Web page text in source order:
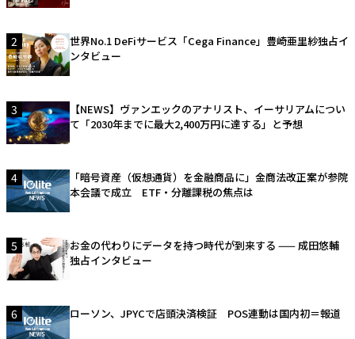
2
世界No.1 DeFiサービス「Cega Finance」豊崎亜里紗独占イ
ンタビュー
3
【NEWS】ヴァンエックのアナリスト、イーサリアムについ
て「2030年までに最大2,400万円に達する」と予想
4
「暗号資産（仮想通貨）を金融商品に」金商法改正案が参院
本会議で成立 ETF・分離課税の焦点は
5
お金の代わりにデータを持つ時代が到来する —— 成田悠輔
独占インタビュー
6 ローソン、JPYCで店頭決済検証 POS連動は国内初＝報道